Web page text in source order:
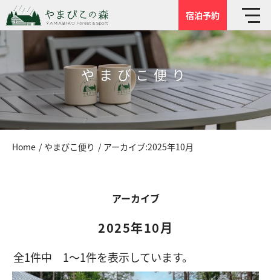
宿泊予約
やまびこ便り
Home やまびこ便り アーカイブ:2025年10月
アーカイブ
2025年10月
全1件中 1～1件を表示しています。